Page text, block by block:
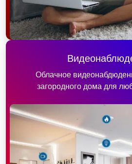
Облачное
загородного дома для